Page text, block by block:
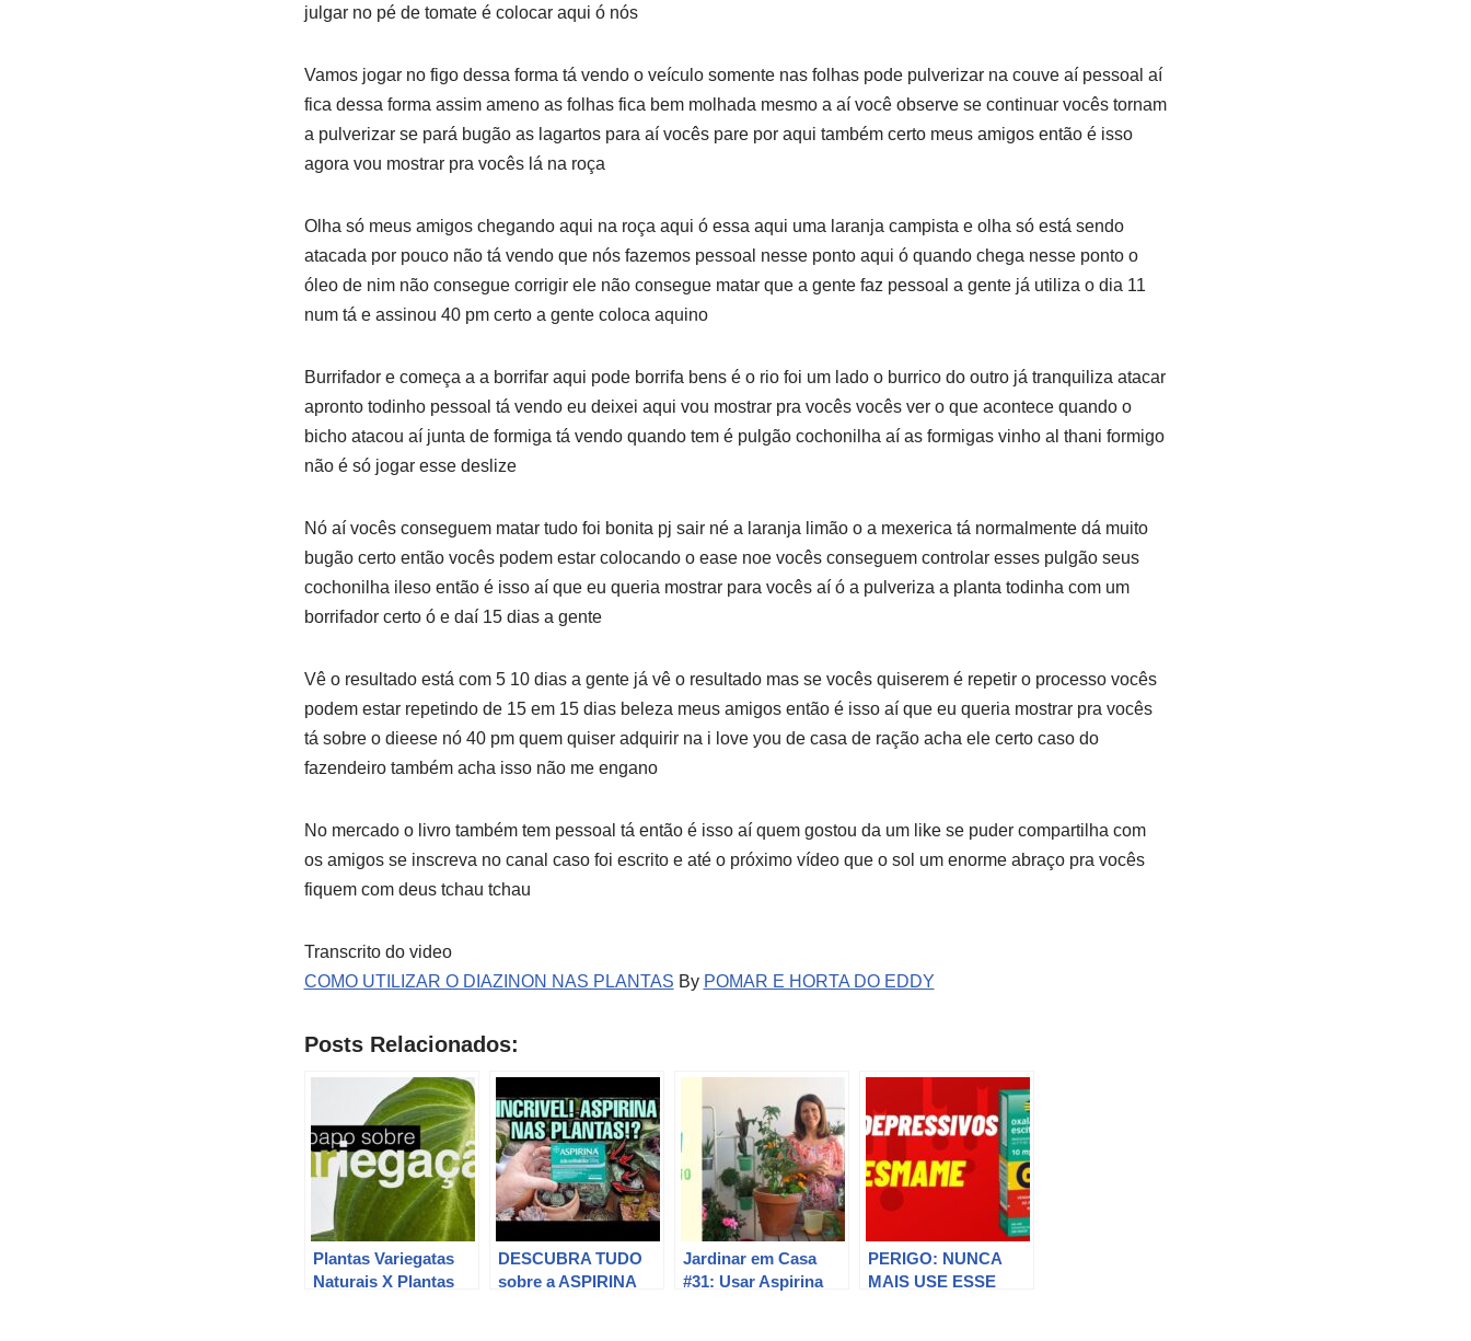
julgar no pé de tomate é colocar aqui ó nós
Vamos jogar no figo dessa forma tá vendo o veículo somente nas folhas pode pulverizar na couve aí pessoal aí
fica dessa forma assim ameno as folhas fica bem molhada mesmo a aí você observe se continuar vocês tornam
a pulverizar se pará bugão as lagartos para aí vocês pare por aqui também certo meus amigos então é isso
agora vou mostrar pra vocês lá na roça
Olha só meus amigos chegando aqui na roça aqui ó essa aqui uma laranja campista e olha só está sendo
atacada por pouco não tá vendo que nós fazemos pessoal nesse ponto aqui ó quando chega nesse ponto o
óleo de nim não consegue corrigir ele não consegue matar que a gente faz pessoal a gente já utiliza o dia 11
num tá e assinou 40 pm certo a gente coloca aquino
Burrifador e começa a a borrifar aqui pode borrifa bens é o rio foi um lado o burrico do outro já tranquiliza atacar
apronto todinho pessoal tá vendo eu deixei aqui vou mostrar pra vocês vocês ver o que acontece quando o
bicho atacou aí junta de formiga tá vendo quando tem é pulgão cochonilha aí as formigas vinho al thani formigo
não é só jogar esse deslize
Nó aí vocês conseguem matar tudo foi bonita pj sair né a laranja limão o a mexerica tá normalmente dá muito
bugão certo então vocês podem estar colocando o ease noe vocês conseguem controlar esses pulgão seus
cochonilha ileso então é isso aí que eu queria mostrar para vocês aí ó a pulveriza a planta todinha com um
borrifador certo ó e daí 15 dias a gente
Vê o resultado está com 5 10 dias a gente já vê o resultado mas se vocês quiserem é repetir o processo vocês
podem estar repetindo de 15 em 15 dias beleza meus amigos então é isso aí que eu queria mostrar pra vocês
tá sobre o dieese nó 40 pm quem quiser adquirir na i love you de casa de ração acha ele certo caso do
fazendeiro também acha isso não me engano
No mercado o livro também tem pessoal tá então é isso aí quem gostou da um like se puder compartilha com
os amigos se inscreva no canal caso foi escrito e até o próximo vídeo que o sol um enorme abraço pra vocês
fiquem com deus tchau tchau
Transcrito do video
COMO UTILIZAR O DIAZINON NAS PLANTAS By POMAR E HORTA DO EDDY
Posts Relacionados:
Plantas Variegatas
Naturais X Plantas
DESCUBRA TUDO
sobre a ASPIRINA
Jardinar em Casa
#31: Usar Aspirina
PERIGO: NUNCA
MAIS USE ESSE